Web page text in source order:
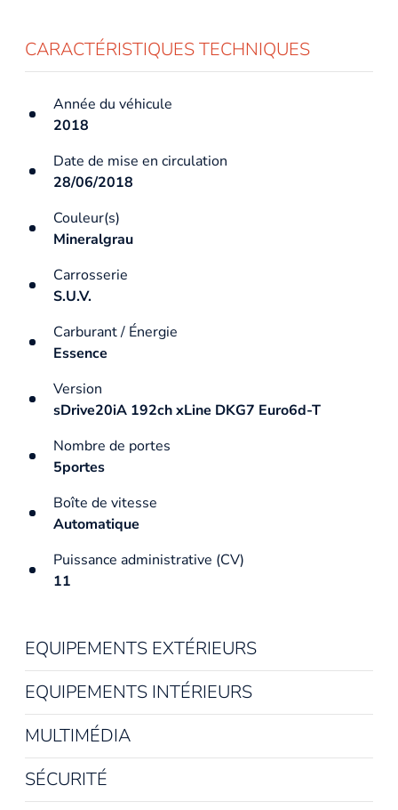
CARACTÉRISTIQUES TECHNIQUES
Année du véhicule
2018
Date de mise en circulation
28/06/2018
Couleur(s)
Mineralgrau
Carrosserie
S.U.V.
Carburant / Énergie
Essence
Version
sDrive20iA 192ch xLine DKG7 Euro6d-T
Nombre de portes
5portes
Boîte de vitesse
Automatique
Puissance administrative (CV)
11
EQUIPEMENTS EXTÉRIEURS
EQUIPEMENTS INTÉRIEURS
MULTIMÉDIA
SÉCURITÉ